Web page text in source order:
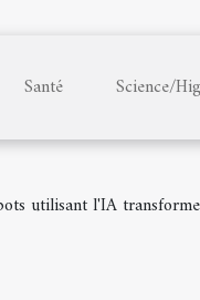
Santé Science/
utilisant l'IA